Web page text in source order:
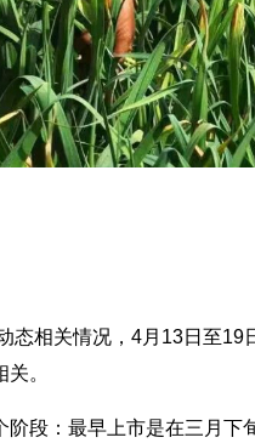
相关情况，4月13日至19
。
：最早上市是在三月下